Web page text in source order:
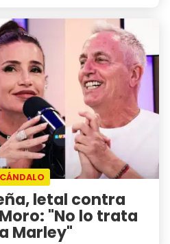
letal contra
"No lo trata
Marley"